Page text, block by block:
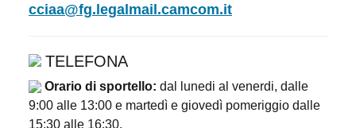
cciaa@fg.legalmail.camcom.it
TELEFONA
Orario di sportello: dal lunedi al venerdi, dalle
9:00 alle 13:00 e martedì e giovedì pomeriggio dalle
15:30 alle 16:30.